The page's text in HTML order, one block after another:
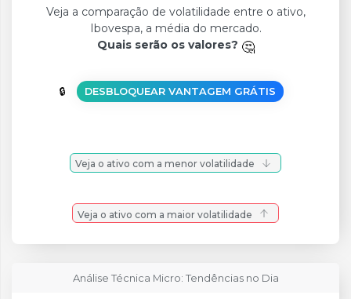
Veja a comparação de volatilidade entre o ativo,
Ibovespa, a média do mercado.
Quais serão os valores?
DESBLOQUEAR VANTAGEM GRÁTIS
Veja o ativo com a menor volatilidade
Veja o ativo com a maior volatilidade
Análise Técnica Micro: Tendências no Dia